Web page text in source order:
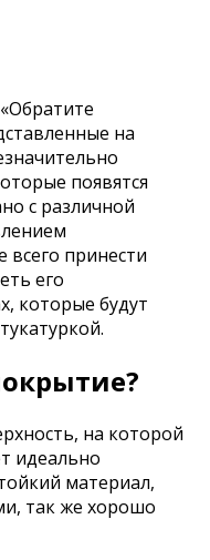
на
появятся
с различной
принести
его
которые будут
на которой
идеально
материал,
так же хорошо